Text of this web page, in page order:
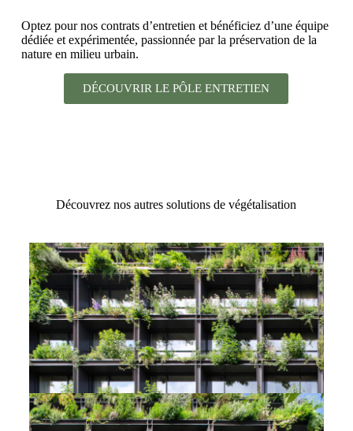
Optez pour nos contrats d’entretien et bénéficiez d’une équipe
dédiée et expérimentée, passionnée par la préservation de la
nature en milieu urbain.
DÉCOUVRIR LE PÔLE ENTRETIEN
Découvrez nos autres solutions de végétalisation